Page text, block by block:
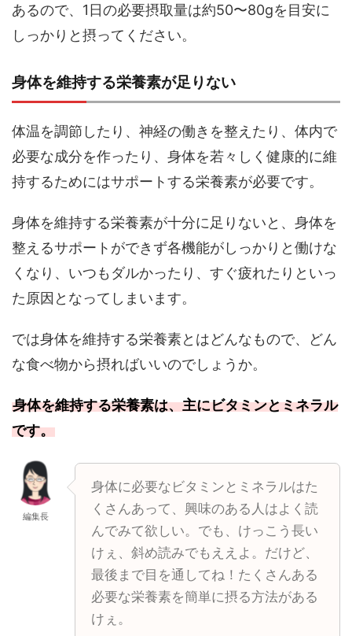
あるので、1日の必要摂取量は約50〜80gを目安に
しっかりと摂ってください。
身体を維持する栄養素が足りない
体温を調節したり、神経の働きを整えたり、体内で
必要な成分を作ったり、身体を若々しく健康的に維
持するためにはサポートする栄養素が必要です。
身体を維持する栄養素が十分に足りないと、身体を
整えるサポートができず各機能がしっかりと働けな
くなり、いつもダルかったり、すぐ疲れたりといっ
た原因となってしまいます。
では身体を維持する栄養素とはどんなもので、どん
な食べ物から摂ればいいのでしょうか。
身体を維持する栄養素は、主にビタミンとミネラル
です。
編集長
身体に必要なビタミンとミネラルはた
くさんあって、興味のある人はよく読
んでみて欲しい。でも、けっこう長い
けぇ、斜め読みでもええよ。だけど、
最後まで目を通してね！たくさんある
必要な栄養素を簡単に摂る方法がある
けぇ。